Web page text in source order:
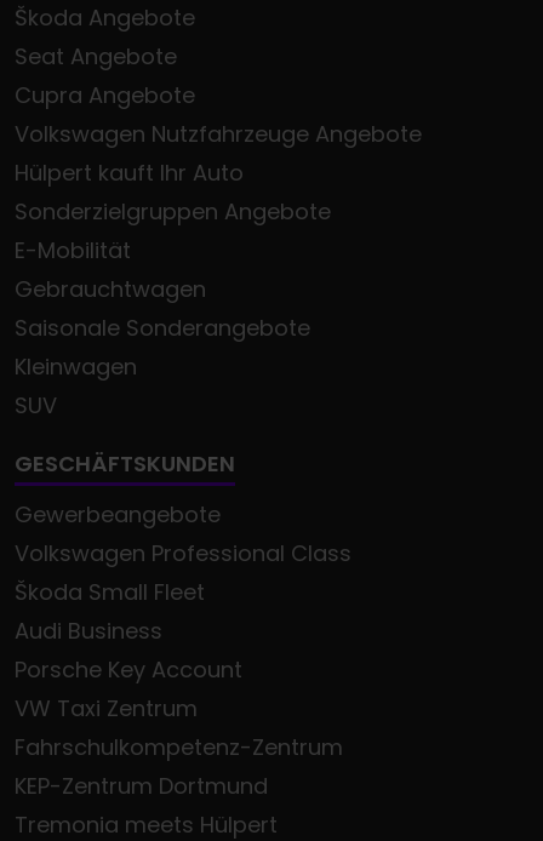
Škoda Angebote
Seat Angebote
Cupra Angebote
Volkswagen Nutzfahrzeuge Angebote
Hülpert kauft Ihr Auto
Sonderzielgruppen Angebote
E-Mobilität
Gebrauchtwagen
Saisonale Sonderangebote
Kleinwagen
SUV
GESCHÄFTSKUNDEN
Gewerbeangebote
Volkswagen Professional Class
Škoda Small Fleet
Audi Business
Porsche Key Account
VW Taxi Zentrum
Fahrschulkompetenz-Zentrum
KEP-Zentrum Dortmund
Tremonia meets Hülpert